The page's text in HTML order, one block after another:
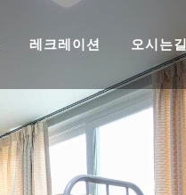
레크레이션 오시는길